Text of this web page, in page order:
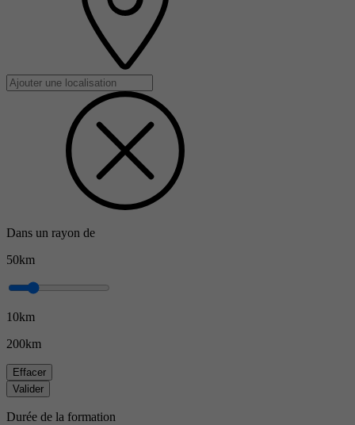
Dans un rayon de
50km
10km
200km
Effacer
Valider
Durée de la formation